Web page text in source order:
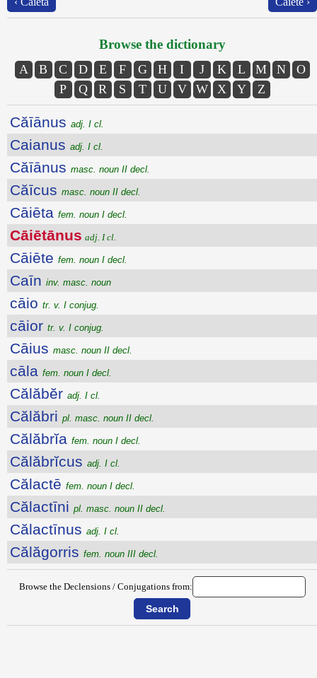
Browse the dictionary
A B C D E F G H I J K L M N
O
P
Q R S T U V W X Y Z
Căīānus adj. I cl.
Caianus adj. I cl.
Căīānus masc. noun II decl.
Căīcus masc. noun II decl.
Cāiēta fem. noun I decl.
Cāiētānus adj. I cl.
Cāiēte fem. noun I decl.
Caīn inv. masc. noun
cāio tr. v. I conjug.
cāior tr. v. I conjug.
Cāius masc. noun II decl.
cāla fem. noun I decl.
Călăbĕr adj. I cl.
Călăbri pl. masc. noun II decl.
Călăbrĭa fem. noun I decl.
Călăbrĭcus adj. I cl.
Călactē fem. noun I decl.
Călactīni pl. masc. noun II decl.
Călactīnus adj. I cl.
Călăgorris fem. noun III decl.
Browse the Declensions / Conjugations from: